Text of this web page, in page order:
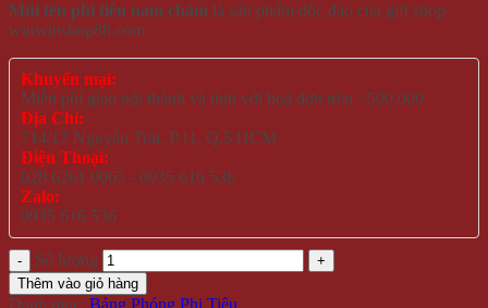
Mũi tên phi tiêu nam châm là sản phẩm độc đáo của gift shop
winwinshop88.com
Khuyến mại:
Miễn phí giao nội thành và tỉnh với hoá đơn trên >500.000
Địa Chỉ:
714/17 Nguyễn Trãi, P.11, Q.5 HCM
Điện Thoại:
028 6261 0065 - 0935 616 536
Zalo:
0935 616 536
Số lượng
Thêm vào giỏ hàng
Danh mục: Bảng Phóng Phi Tiêu